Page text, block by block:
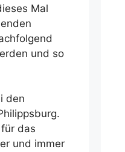
Mal
und so
den
das
und immer